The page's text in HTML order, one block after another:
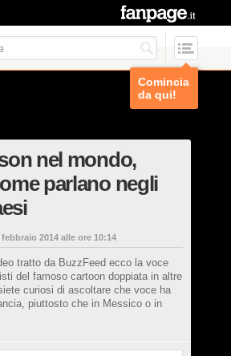
Comincia
da qui!
nel mondo,
parlano negli
febbraio 2014 alle ore 10:14
tratto da BuzzFeed ecco la voce
del famoso cartoon doppiata in altre
curiosi di ascoltare che voce ha
piuttosto che in Messico o in